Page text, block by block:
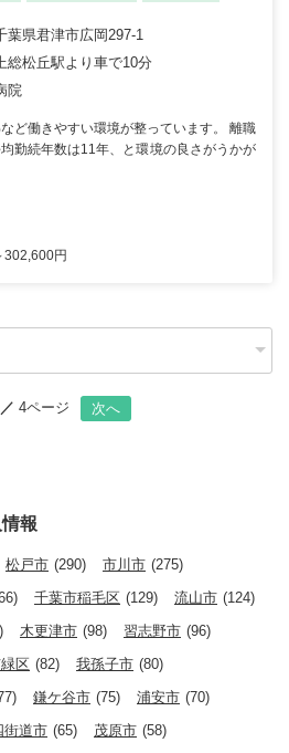
葉県君津市広岡297-1
上総松丘駅より車で10分
院
ど働きやすい環境が整っています。 離職
勤続年数は11年、と環境の良さがうかが
302,600円
4ページ 次へ
報
松戸市 (290) 市川市 (275)
千葉市稲毛区 (129) 流山市 (124)
木更津市 (98) 習志野市 (96)
区 (82) 我孫子市 (80)
鎌ケ谷市 (75) 浦安市 (70)
街道市 (65) 茂原市 (58)